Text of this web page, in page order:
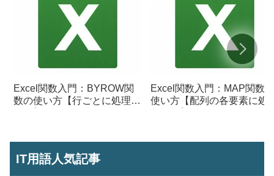
Excel関数入門：BYROW関
数の使い方【行ごとに処理を
Excel関数入門：MAP関数の
使い方【配列の各要素に処
IT用語人気記事